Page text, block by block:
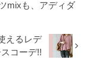
mixも、アディダ
えるレデ
スコーデ!!